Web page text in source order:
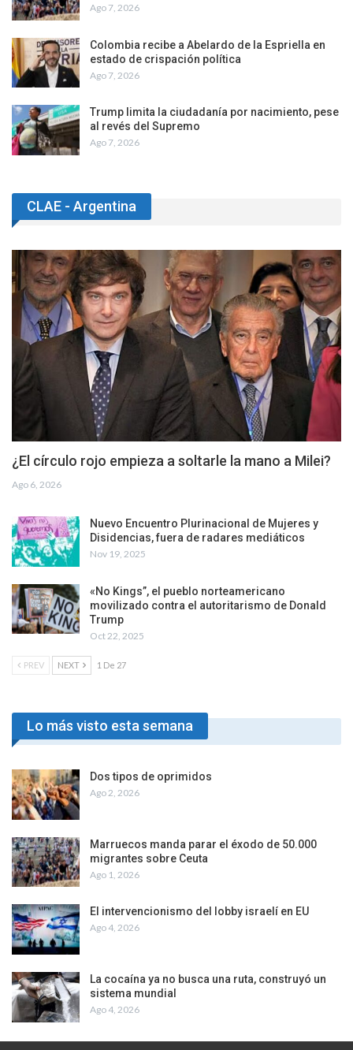
Ago 7, 2026
Colombia recibe a Abelardo de la Espriella en
estado de crispación política
Ago 7, 2026
Trump limita la ciudadanía por nacimiento, pese
al revés del Supremo
Ago 7, 2026
CLAE - Argentina
¿El círculo rojo empieza a soltarle la mano a Milei?
Ago 6, 2026
Nuevo Encuentro Plurinacional de Mujeres y
Disidencias, fuera de radares mediáticos
Nov 19, 2025
«No Kings”, el pueblo norteamericano
movilizado contra el autoritarismo de Donald
Trump
Oct 22, 2025
PREV NEXT 1 De 27
Lo más visto esta semana
Dos tipos de oprimidos
Ago 2, 2026
Marruecos manda parar el éxodo de 50.000
migrantes sobre Ceuta
Ago 1, 2026
El intervencionismo del lobby israelí en EU
Ago 4, 2026
La cocaína ya no busca una ruta, construyó un
sistema mundial
Ago 4, 2026